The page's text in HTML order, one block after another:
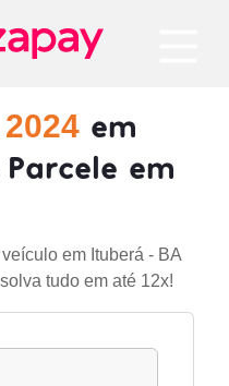
2024 em
em
em Ituberá - BA
tudo em até 12x!